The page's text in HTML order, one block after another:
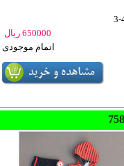
650000 ریال
اتمام موجودی